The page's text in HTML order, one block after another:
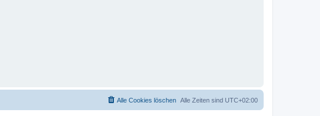
Alle Zeiten sind UTC+02:00
Alle Cookies löschen